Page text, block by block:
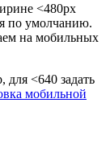
<480px
по умолчанию.
на мобильных
<640 задать
мобильной